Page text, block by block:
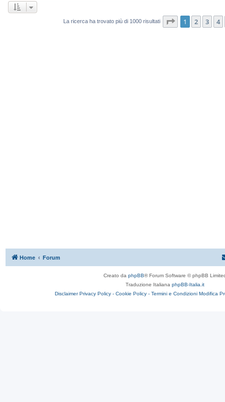
La ricerca ha trovato più di 1000 risultati Pagina di 20
1 2 3 4
Home Forum
Creato da phpBB® Forum Software © phpBB
Traduzione Italiana phpBB-Italia.it
Disclaimer Privacy Policy - Cookie Policy - Termini e Condizioni Modifica